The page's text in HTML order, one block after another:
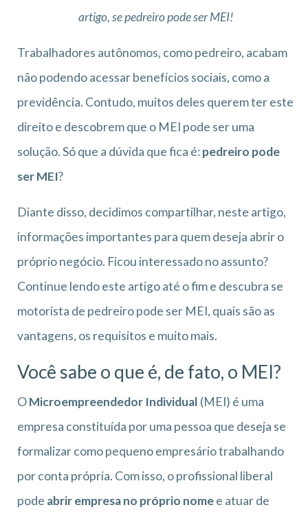
artigo, se pedreiro pode ser MEI!
Trabalhadores autônomos, como pedreiro, acabam
não podendo acessar benefícios sociais, como a
previdência. Contudo, muitos deles querem ter este
direito e descobrem que o MEI pode ser uma
solução. Só que a dúvida que fica é:pedreiro pode
ser MEI?
Diante disso, decidimos compartilhar, neste artigo,
informações importantes para quem deseja abrir o
próprio negócio. Ficou interessado no assunto?
Continue lendo este artigo até o fim e descubra se
motorista de pedreiro pode ser MEI, quais são as
vantagens, os requisitos e muito mais.
Você sabe o que é, de fato, o MEI?
OMicroempreendedor Individual (MEI) é uma
empresa constituída por uma pessoa que deseja se
formalizar como pequeno empresário trabalhando
por conta própria. Com isso, o profissional liberal
pode abrir empresa no próprio nomee atuar de